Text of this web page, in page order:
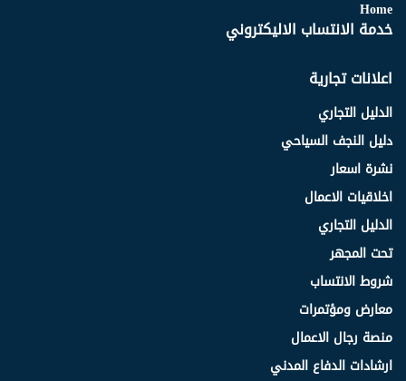
Home
خدمة الانتساب الاليكتروني
اعلانات تجارية
الدليل التجاري
دليل النجف السياحي
نشرة اسعار
اخلاقيات الاعمال
الدليل التجاري
تحت المجهر
شروط الانتساب
معارض ومؤتمرات
منصة رجال الاعمال
ارشادات الدفاع المدني